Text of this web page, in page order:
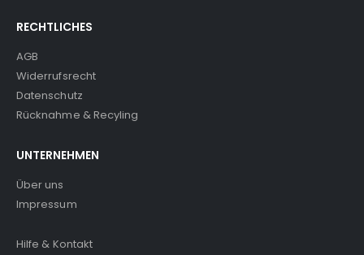
RECHTLICHES
AGB
Widerrufsrecht
Datenschutz
Rücknahme & Recyling
UNTERNEHMEN
Über uns
Impressum
Hilfe & Kontakt